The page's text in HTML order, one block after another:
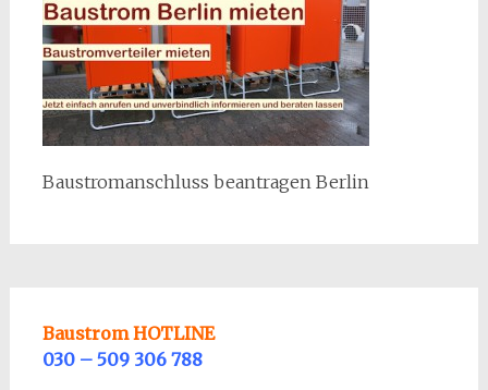
Baustromanschluss beantragen Berlin
Baustrom HOTLINE
030 – 509 306 788